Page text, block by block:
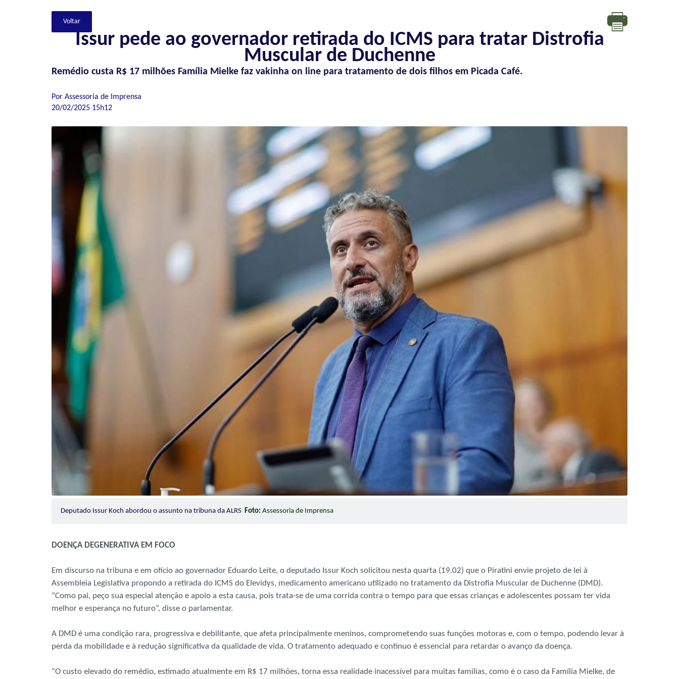
Issur pede ao governador retirada do ICMS para tratar Distrofia
Muscular de Duchenne
Remédio custa R$ 17 milhões Família Mielke faz vakinha on line para tratamento de dois filhos em Picada Café.
Por Assessoria de Imprensa
20/02/2025 15h12
Deputado Issur Koch abordou o assunto na tribuna da ALRS Foto: Assessoria de Imprensa
DOENÇA DEGENERATIVA EM FOCO
Em discurso na tribuna e em ofício ao governador Eduardo Leite, o deputado Issur Koch solicitou nesta quarta (19.02) que o Piratini envie projeto de lei à
Assembleia Legislativa propondo a retirada do ICMS do Elevidys, medicamento americano utilizado no tratamento da Distrofia Muscular de Duchenne (DMD).
“Como pai, peço sua especial atenção e apoio a esta causa, pois trata-se de uma corrida contra o tempo para que essas crianças e adolescentes possam ter vida
melhor e esperança no futuro”, disse o parlamentar.
A DMD é uma condição rara, progressiva e debilitante, que afeta principalmente meninos, comprometendo suas funções motoras e, com o tempo, podendo levar à
perda da mobilidade e à redução significativa da qualidade de vida. O tratamento adequado e contínuo é essencial para retardar o avanço da doença.
“O custo elevado do remédio, estimado atualmente em R$ 17 milhões, torna essa realidade inacessível para muitas famílias, como é o caso da Família Mielke, de